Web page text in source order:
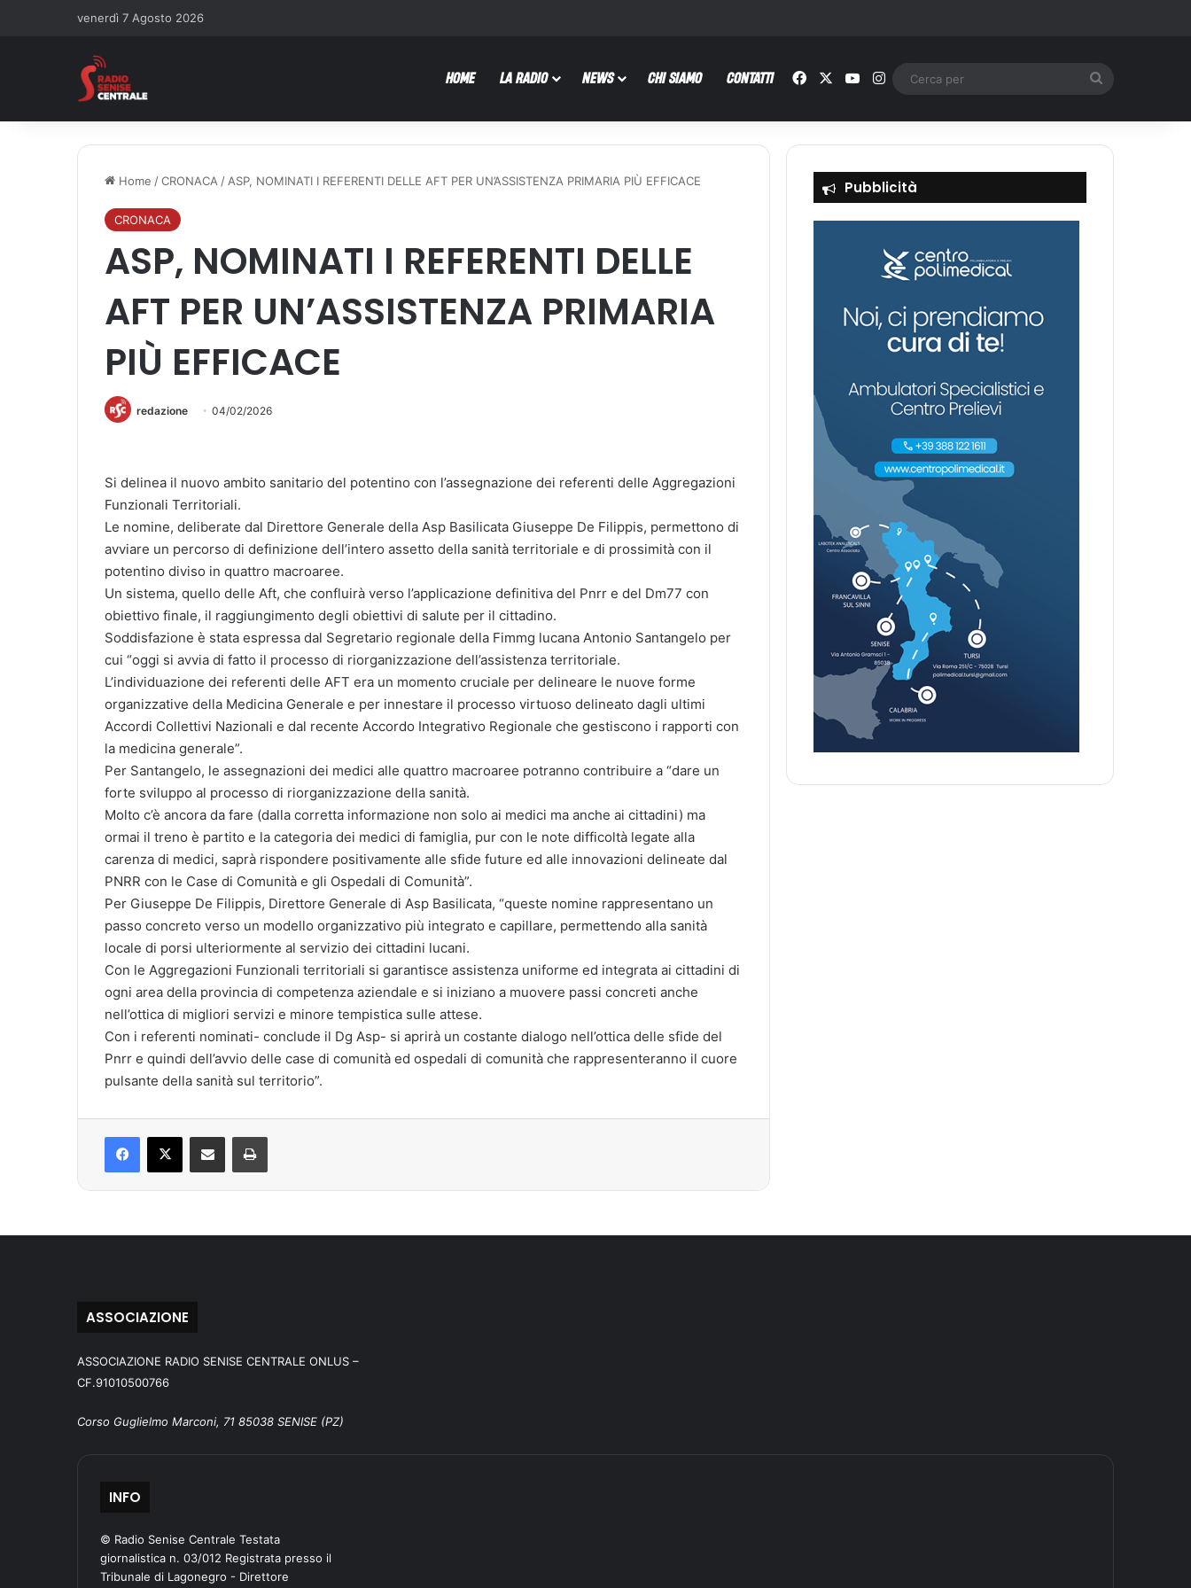
venerdì 7 Agosto 2026
HOME LA RADIO NEWS CHI SIAMO CONTATTI Facebook You TubeInstagram
Home /CRONACA / ASP, NOMINATI I REFERENTI DELLE AFT PER UN’ASSISTENZA PRIMARIA PIÙ EFFICACE
CRONACA
ASP, NOMINATI I REFERENTI DELLE
AFT PER UN’ASSISTENZA PRIMARIA
PIÙ EFFICACE
redazione 04/02/2026
Si delinea il nuovo ambito sanitario del potentino con l’assegnazione dei referenti delle Aggregazioni
Funzionali Territoriali.
Le nomine, deliberate dal Direttore Generale della Asp Basilicata Giuseppe De Filippis, permettono di
avviare un percorso di definizione dell’intero assetto della sanità territoriale e di prossimità con il
potentino diviso in quattro macroaree.
Un sistema, quello delle Aft, che confluirà verso l’applicazione definitiva del Pnrr e del Dm77 con
obiettivo finale, il raggiungimento degli obiettivi di salute per il cittadino.
Soddisfazione è stata espressa dal Segretario regionale della Fimmg lucana Antonio Santangelo per
cui “oggi si avvia di fatto il processo di riorganizzazione dell’assistenza territoriale.
L’individuazione dei referenti delle AFT era un momento cruciale per delineare le nuove forme
organizzative della Medicina Generale e per innestare il processo virtuoso delineato dagli ultimi
Accordi Collettivi Nazionali e dal recente Accordo Integrativo Regionale che gestiscono i rapporti con
la medicina generale”.
Per Santangelo, le assegnazioni dei medici alle quattro macroaree potranno contribuire a “dare un
forte sviluppo al processo di riorganizzazione della sanità.
Molto c’è ancora da fare (dalla corretta informazione non solo ai medici ma anche ai cittadini) ma
ormai il treno è partito e la categoria dei medici di famiglia, pur con le note difficoltà legate alla
carenza di medici, saprà rispondere positivamente alle sfide future ed alle innovazioni delineate dal
PNRR con le Case di Comunità e gli Ospedali di Comunità”.
Per Giuseppe De Filippis, Direttore Generale di Asp Basilicata, “queste nomine rappresentano un
passo concreto verso un modello organizzativo più integrato e capillare, permettendo alla sanità
locale di porsi ulteriormente al servizio dei cittadini lucani.
Con le Aggregazioni Funzionali territoriali si garantisce assistenza uniforme ed integrata ai cittadini di
ogni area della provincia di competenza aziendale e si iniziano a muovere passi concreti anche
nell’ottica di migliori servizi e minore tempistica sulle attese.
Con i referenti nominati- conclude il Dg Asp- si aprirà un costante dialogo nell’ottica delle sfide del
Pnrr e quindi dell’avvio delle case di comunità ed ospedali di comunità che rappresenteranno il cuore
pulsante della sanità sul territorio”.
Pubblicità
ASSOCIAZIONE
ASSOCIAZIONE RADIO SENISE CENTRALE ONLUS –
CF.91010500766
Corso Guglielmo Marconi, 71 85038 SENISE (PZ)
INFO
© Radio Senise Centrale Testata
giornalistica n. 03/012 Registrata presso il
Tribunale di Lagonegro - Direttore